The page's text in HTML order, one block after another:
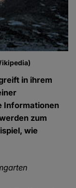
in ihrem
Informationen
zum
wie